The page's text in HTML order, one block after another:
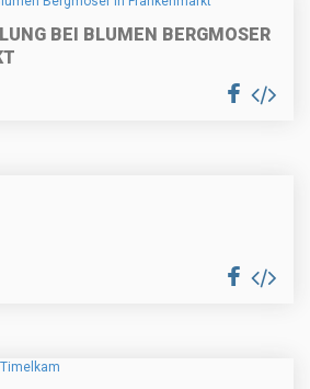
BEI BLUMEN BERGMOSER